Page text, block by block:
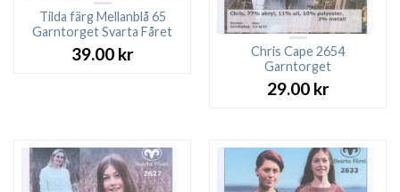
Tilda färg Mellanblå 65
Garntorget Svarta Fåret
39.00 kr
Chris Cape 2654
Garntorget
29.00 kr